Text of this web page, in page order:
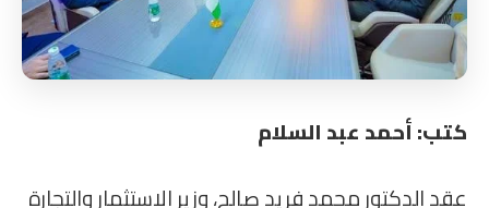
كتب: أحمد عبد السلام
عقد الدكتور محمد فريد صالح، وزير الاستثمار والتجارة